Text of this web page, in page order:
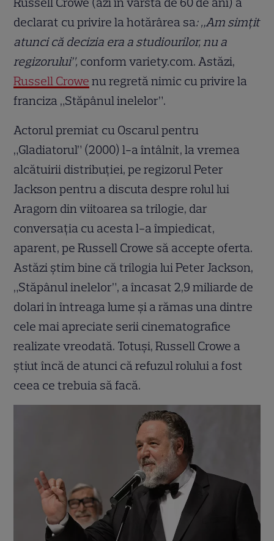
declarat cu privire la hotărârea sa: „Am simțit
atunci că decizia era a studiourilor, nu a
regizorului”, conform variety.com. Astăzi,
Russell Crowe nu regretă nimic cu privire la
franciza „Stăpânul inelelor”.
Actorul premiat cu Oscarul pentru
„Gladiatorul” (2000) l-a întâlnit, la vremea
alcătuirii distribuției, pe regizorul Peter
Jackson pentru a discuta despre rolul lui
Aragorn din viitoarea sa trilogie, dar
conversația cu acesta l-a împiedicat,
aparent, pe Russell Crowe să accepte oferta.
Astăzi știm bine că trilogia lui Peter Jackson,
„Stăpânul inelelor”, a încasat 2,9 miliarde de
dolari în întreaga lume și a rămas una dintre
cele mai apreciate serii cinematografice
realizate vreodată. Totuși, Russell Crowe a
știut încă de atunci că refuzul rolului a fost
ceea ce trebuia să facă.